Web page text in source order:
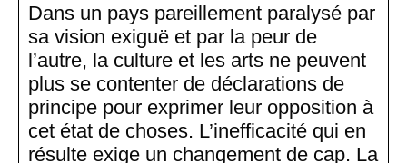
Dans un pays pareillement paralysé par
sa vision exiguë et par la peur de
l’autre, la culture et les arts ne peuvent
plus se contenter de déclarations de
principe pour exprimer leur opposition à
cet état de choses. L’inefficacité qui en
résulte exige un changement de cap. La